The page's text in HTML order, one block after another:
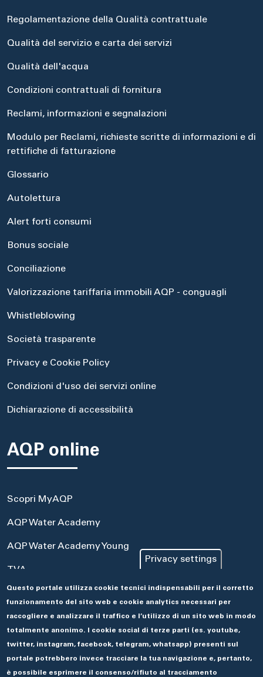
Regolamentazione della Qualità contrattuale
Qualità del servizio e carta dei servizi
Qualità dell'acqua
Condizioni contrattuali di fornitura
Reclami, informazioni e segnalazioni
Modulo per Reclami, richieste scritte di informazioni e di
rettifiche di fatturazione
Glossario
Autolettura
Alert forti consumi
Bonus sociale
Conciliazione
Valorizzazione tariffaria immobili AQP - conguagli
Whistleblowing
Società trasparente
Privacy e Cookie Policy
Condizioni d'uso dei servizi online
Dichiarazione di accessibilità
AQP online
Scopri MyAQP
AQP Water Academy
AQP Water Academy Young
TVA
Portale Acquisti
Aseco
Privacy settings
Questo portale utilizza cookie tecnici indispensabili per il corretto
funzionamento del sito web e cookie analytics necessari per
raccogliere e analizzare il traffico e l’utilizzo di un sito web in modo
totalmente anonimo. I cookie social di terze parti (es. youtube,
twitter, instagram, facebook, telegram, whatsapp) presenti sul
portale potrebbero invece tracciare la tua navigazione e, pertanto,
è possibile esprimere il consenso/rifiuto al tracciamento